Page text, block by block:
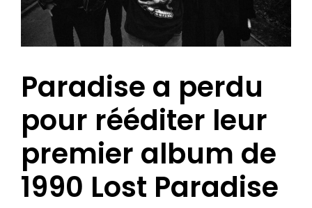
Paradise a perdu
pour rééditer leur
premier album de
1990 Lost Paradise